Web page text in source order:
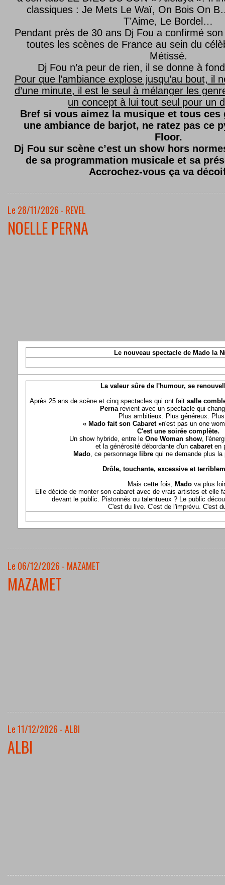
classiques : Je Mets Le Waï, On Bois On
T’Aime, Le Bordel…
Pendant près de 30 ans Dj Fou a confirmé son
toutes les scènes de France au sein du
Métissé.
Dj Fou n’a peur de rien, il se donne à
Pour que l’ambiance explose jusqu’au bout, il
d’une minute, il est le seul à mélanger les
un concept à lui tout seul pour un
Bref si vous aimez la musique et tous ces
une ambiance de barjot, ne ratez pas ce
Floor.
Dj Fou sur scène c’est un show hors
de sa programmation musicale et sa
Accrochez-vous ça va
Le 28/11/2026 - REVEL
NOELLE PERNA
Le nouveau spectacle de Mado la
La valeur sûre de l'humour, se
Après 25 ans de scène et cinq spectacles qui ont fait salle
Pernarevient avec un spectacle qui
Plus ambitieux. Plus généreux.
« Mado fait son Cabaret »n'est pas un one
C'est une soirée complète.
Un show hybride, entre le One Woman show,
et la générosité débordante d'un cabaret en
Mado, ce personnage librequi ne demande plus la
Drôle, touchante, excessive et
Mais cette fois, Mado va plus
Elle décide de monter son cabaret avec de vrais artistes et elle
devant le public. Pistonnés ou talentueux ? Le public
C'est du live. C'est de l'imprévu. C'est
Le 06/12/2026 - MAZAMET
MAZAMET
Le 11/12/2026 - ALBI
ALBI